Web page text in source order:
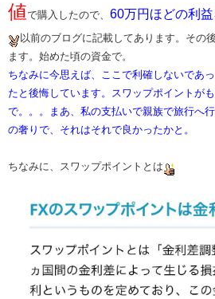
値​で購入したので、 ​60万円ほどの利益​
以前のブログに記載してあります。その
ます。始めた頃の資金で。
ちなみに今思えば、ここで利確しないであ
たと後悔しています。スワップポイントが
で。。。まあ、私の支払いで親族で旅行へ
の奢りで、それはそれで良かったかと。
​​ちなみに、​ スワップポイントとは